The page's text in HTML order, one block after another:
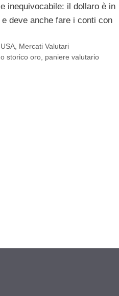
inequivocabile: il dollaro è in
deve anche fare i conti con
Mercati Valutari
storico oro paniere valutario